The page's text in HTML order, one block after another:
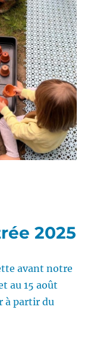
2025
avant notre
au 15 août
à partir du